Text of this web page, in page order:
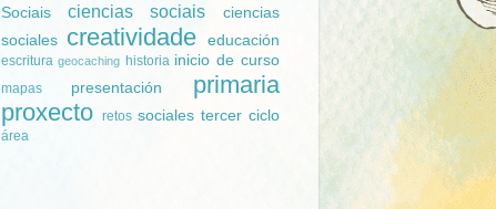
Sociais
ciencias sociais
ciencias
sociales
creatividade educación
escritura geocaching historia inicio de curso
mapas presentación
primaria
proxecto
retos sociales tercer ciclo
área